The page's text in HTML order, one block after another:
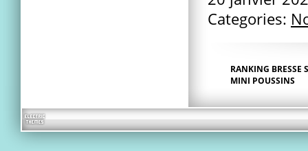
Categories:
RANKING BRESSE
MINI POUSSINS